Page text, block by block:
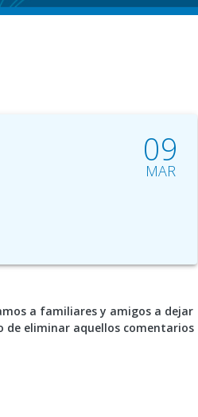
09
MAR
a familiares y amigos a dejar
de eliminar aquellos comentarios